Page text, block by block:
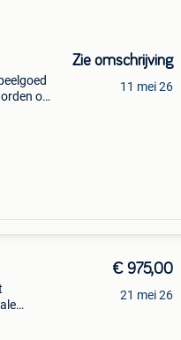
op
Zie omschrijving
11 mei 26
€ 975,00
21 mei 26